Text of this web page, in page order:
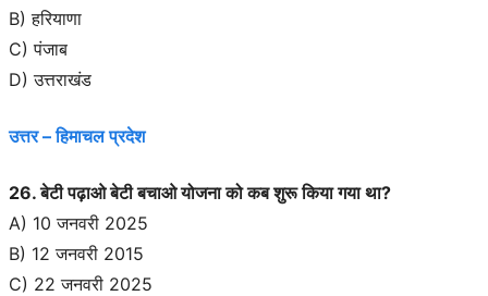
B) हरियाणा
C) पंजाब
D) उत्तराखंड
उत्तर – हिमाचल प्रदेश
26. बेटी पढ़ाओ बेटी बचाओ योजना को कब शुरू किया गया था?
A) 10 जनवरी 2025
B) 12 जनवरी 2015
C) 22 जनवरी 2025